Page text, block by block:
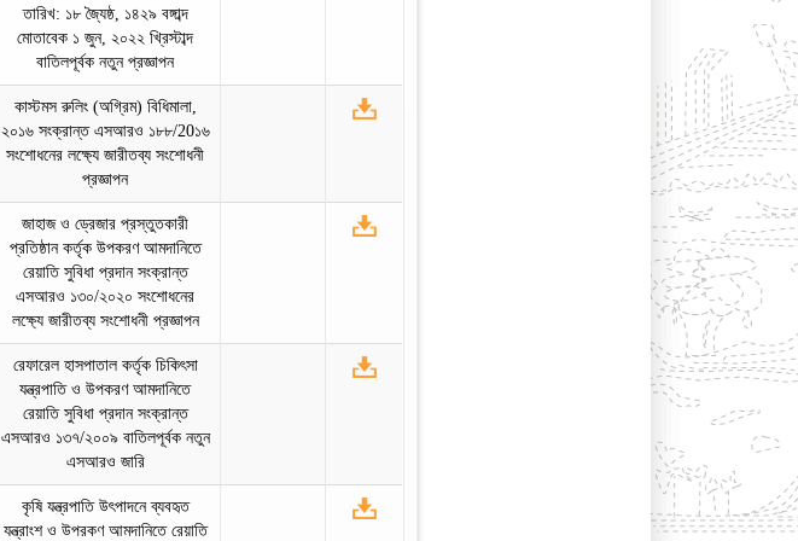
তারিখ: ১৮ জ্যৈষ্ঠ, ১৪২৯ বঙ্গাব্দ
মোতাবেক ১ জুন, ২০২২ খ্রিস্টাব্দ
বাতিলপূর্বক নতুন প্রজ্ঞাপন
কাস্টমস রুলিং (অগ্রিম) বিধিমালা,
২০১৬ সংক্রান্ত এসআরও ১৮৮/20১৬
সংশোধনের লক্ষ্যে জারীতব্য সংশোধনী
প্রজ্ঞাপন
জাহাজ ও ড্রেজার প্রস্তুতকারী
প্রতিষ্ঠান কর্তৃক উপকরণ আমদানিতে
রেয়াতি সুবিধা প্রদান সংক্রান্ত
এসআরও ১৩০/২০২০ সংশোধনের
লক্ষ্যে জারীতব্য সংশোধনী প্রজ্ঞাপন
রেফারেল হাসপাতাল কর্তৃক চিকিৎসা
যন্ত্রপাতি ও উপকরণ আমদানিতে
রেয়াতি সুবিধা প্রদান সংক্রান্ত
এসআরও ১৩৭/২০০৯ বাতিলপূর্বক নতুন
এসআরও জারি
কৃষি যন্ত্রপাতি উৎপাদনে ব্যবহৃত
যন্ত্রাংশ ও উপরকণ আমদানিতে রেয়াতি